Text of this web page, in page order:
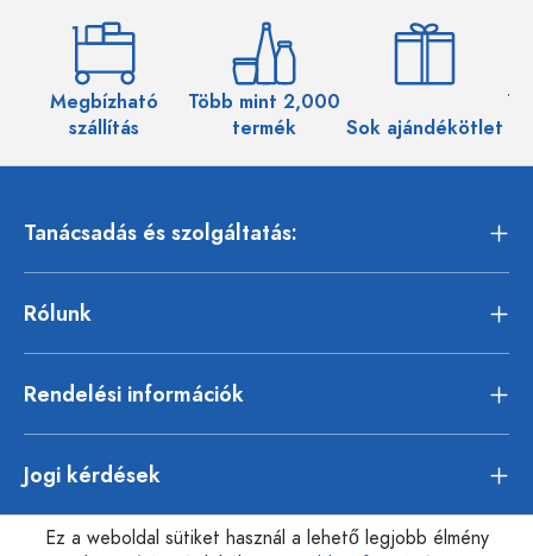
Megbízható
szállítás
Több mint 2,000
termék
Sok ajándékötlet
Tanácsadás és szolgáltatás:
Rólunk
Rendelési információk
Jogi kérdések
Ez a weboldal sütiket használ a lehető legjobb élmény